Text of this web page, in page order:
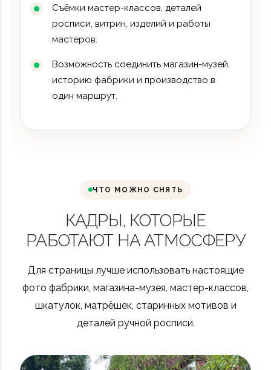
Съёмки мастер-классов, деталей
росписи, витрин, изделий и работы
мастеров.
Возможность соединить магазин-музей,
историю фабрики и производство в
один маршрут.
ЧТО МОЖНО СНЯТЬ
КАДРЫ, КОТОРЫЕ
РАБОТАЮТ НА АТМОСФЕРУ
Для страницы лучше использовать настоящие
фото фабрики, магазина-музея, мастер-классов,
шкатулок, матрёшек, старинных мотивов и
деталей ручной росписи.